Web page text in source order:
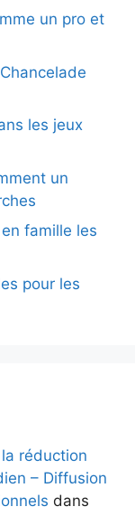
un pro et
les jeux
un
famille les
pour les
réduction
– Diffusion
dans